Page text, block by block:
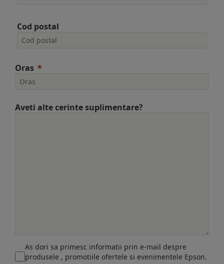
Cod postal
Oras
Aveti alte cerinte suplimentare?
As dori sa primesc informatii prin e-mail despre
produsele , promotiile ofertele si evenimentele Epson.